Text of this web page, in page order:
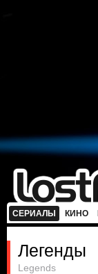
СЕРИАЛЫ КИНО
Легенды
Legends